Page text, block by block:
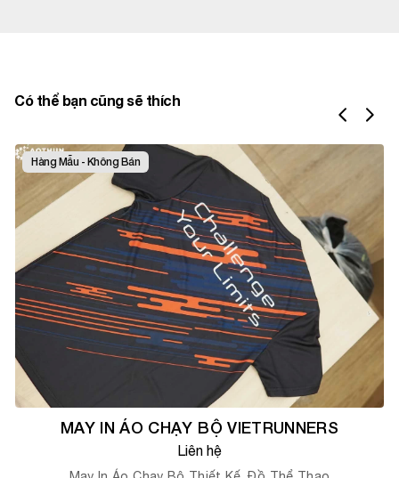
Có thể bạn cũng sẽ thích
Hàng Mẫu - Không Bán
MAY IN ÁO CHẠY BỘ VIETRUNNERS
Liên hệ